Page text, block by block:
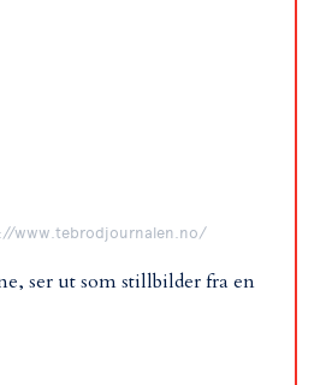
www.tebrodjournalen.no/
ser ut som stillbilder fra en